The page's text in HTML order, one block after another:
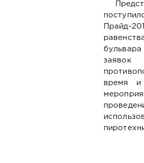
Прайд-
заявок
время и